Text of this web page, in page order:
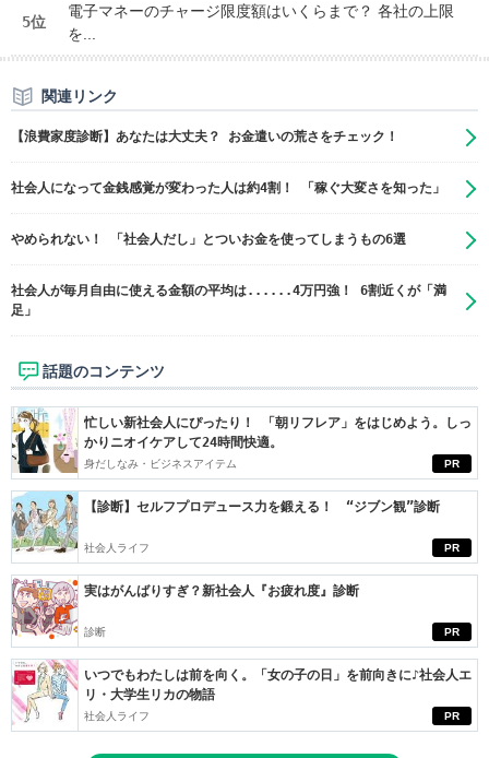
5位
電子マネーのチャージ限度額はいくらまで？ 各社の上限
を...
関連リンク
【浪費家度診断】あなたは大丈夫？ お金遣いの荒さをチェック！
社会人になって金銭感覚が変わった人は約4割！ 「稼ぐ大変さを知った」
やめられない！ 「社会人だし」とついお金を使ってしまうもの6選
社会人が毎月自由に使える金額の平均は......4万円強！ 6割近くが「満
足」
話題のコンテンツ
PR
忙しい新社会人にぴったり！ 「朝リフレア」をはじめよう。しっ
かりニオイケアして24時間快適。
身だしなみ・ビジネスアイテム
PR
【診断】セルフプロデュース力を鍛える！ “ジブン観”診断
社会人ライフ
PR
実はがんばりすぎ？新社会人『お疲れ度』診断
診断
PR
いつでもわたしは前を向く。「女の子の日」を前向きに♪社会人エ
リ・大学生リカの物語
社会人ライフ